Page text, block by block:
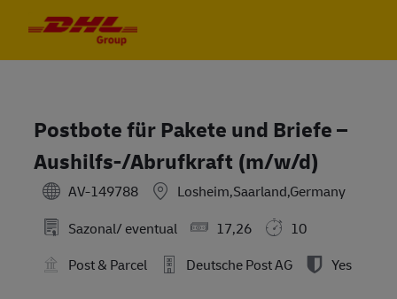
Postbote für Pakete und Briefe –
Aushilfs-/Abrufkraft (m/w/d)
AV-149788
Losheim,Saarland,Germany
Sazonal/ eventual
17,26
10
Post & Parcel
Deutsche Post AG Yes